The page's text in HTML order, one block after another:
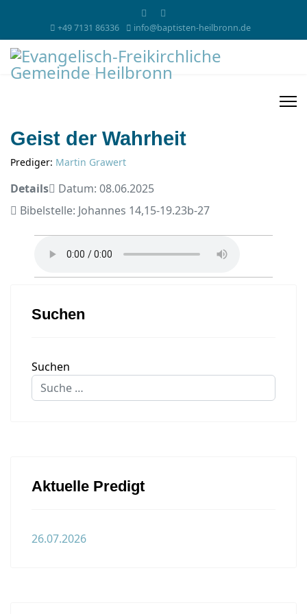
+49 7131 86336 info@baptisten-heilbronn.de
Geist der Wahrheit
Prediger: Martin Grawert
Details
Datum: 08.06.2025
Bibelstelle: Johannes 14,15-19.23b-27
Suchen
Suchen
Aktuelle Predigt
26.07.2026